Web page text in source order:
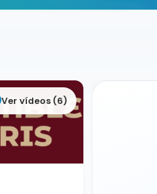
Ver vídeos (6)